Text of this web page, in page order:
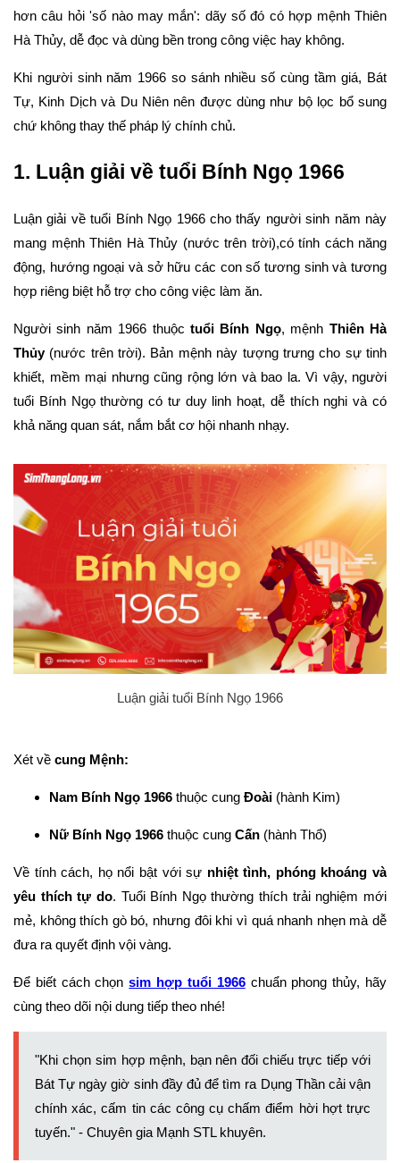
hơn câu hỏi 'số nào may mắn': dãy số đó có hợp mệnh Thiên
Hà Thủy, dễ đọc và dùng bền trong công việc hay không.
Khi người sinh năm 1966 so sánh nhiều số cùng tầm giá, Bát
Tự, Kinh Dịch và Du Niên nên được dùng như bộ lọc bổ sung
chứ không thay thế pháp lý chính chủ.
1. Luận giải về tuổi Bính Ngọ 1966
Luận giải về tuổi Bính Ngọ 1966 cho thấy người sinh năm này
mang mệnh Thiên Hà Thủy (nước trên trời),có tính cách năng
động, hướng ngoại và sở hữu các con số tương sinh và tương
hợp riêng biệt hỗ trợ cho công việc làm ăn.
Người sinh năm 1966 thuộc tuổi Bính Ngọ, mệnh Thiên Hà
Thủy(nước trên trời). Bản mệnh này tượng trưng cho sự tinh
khiết, mềm mại nhưng cũng rộng lớn và bao la. Vì vậy, người
tuổi Bính Ngọ thường có tư duy linh hoạt, dễ thích nghi và có
khả năng quan sát, nắm bắt cơ hội nhanh nhạy.
Luận giải tuổi Bính Ngọ 1966
Xét về cung Mệnh:
Nam Bính Ngọ 1966 thuộc cung Đoài (hành Kim)
Nữ Bính Ngọ 1966 thuộc cung Cấn (hành Thổ)
Về tính cách, họ nổi bật với sự nhiệt tình, phóng khoáng và
yêu thích tự do. Tuổi Bính Ngọ thường thích trải nghiệm mới
mẻ, không thích gò bó, nhưng đôi khi vì quá nhanh nhẹn mà dễ
đưa ra quyết định vội vàng.
Để biết cách chọnsim hợp tuổi 1966chuẩn phong thủy, hãy
cùng theo dõi nội dung tiếp theo nhé!
"Khi chọn sim hợp mệnh, bạn nên đối chiếu trực tiếp với
Bát Tự ngày giờ sinh đầy đủ để tìm ra Dụng Thần cải vận
chính xác, cấm tin các công cụ chấm điểm hời hợt trực
tuyến." - Chuyên gia Mạnh STLkhuyên.